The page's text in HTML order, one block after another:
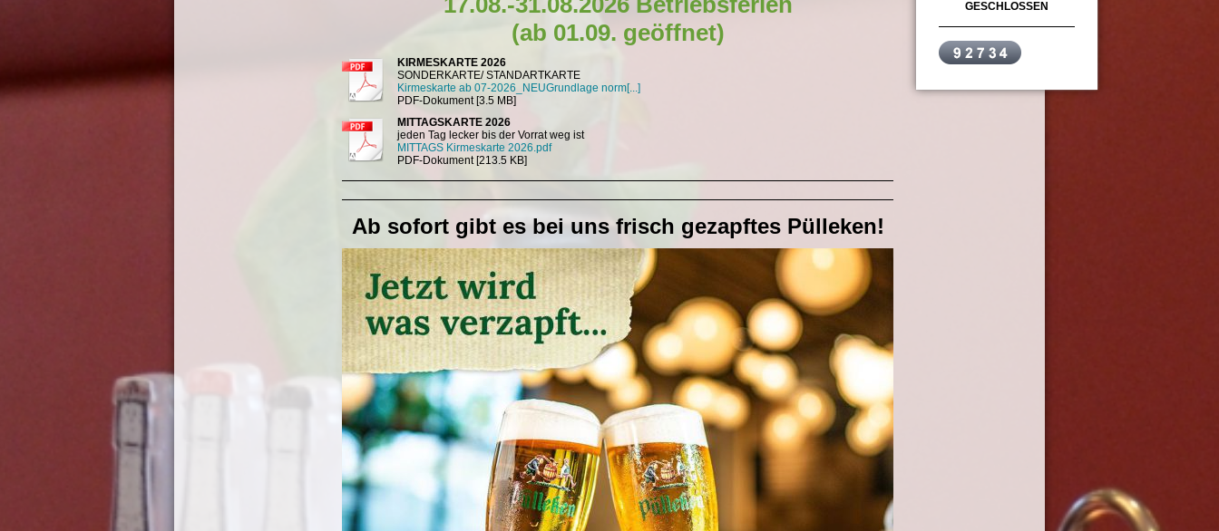
(ab 01.09. geöffnet)
KIRMESKARTE 2026
SONDERKARTE/ STANDARTKARTE
Kirmeskarte ab 07-2026_NEUGrundlage norm[...]
PDF-Dokument [3.5 MB]
MITTAGSKARTE 2026
jeden Tag lecker bis der Vorrat weg ist
MITTAGS Kirmeskarte 2026.pdf
PDF-Dokument [213.5 KB]
Ab sofort gibt es bei uns frisch gezapftes Pülleken!
GESCHLOSSEN